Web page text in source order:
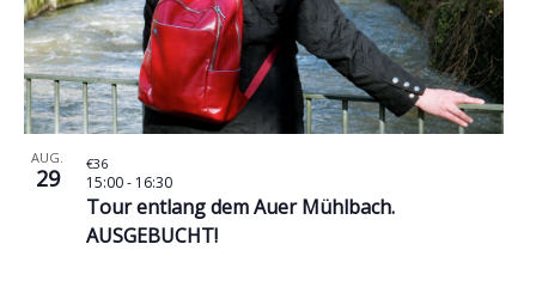
AUG.
29
Tour entlang dem Auer Mühlbach.
AUSGEBUCHT!
15:00- 16:30
€36